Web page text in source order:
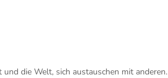
die Welt, sich austauschen mit anderen.